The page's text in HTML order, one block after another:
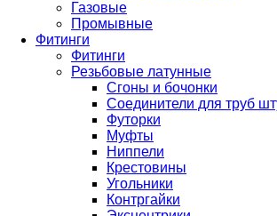
Газовые
Промывные
Фитинги
Фитинги
Резьбовые латунные
Сгоны и бочонки
Соединители для труб
Футорки
Муфты
Ниппели
Крестовины
Угольники
Контргайки